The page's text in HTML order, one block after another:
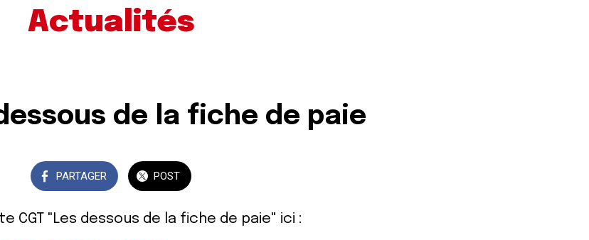
Actualités
de la fiche de paie
PARTAGER POST
CGT "Les dessous de la fiche de paie" ici :